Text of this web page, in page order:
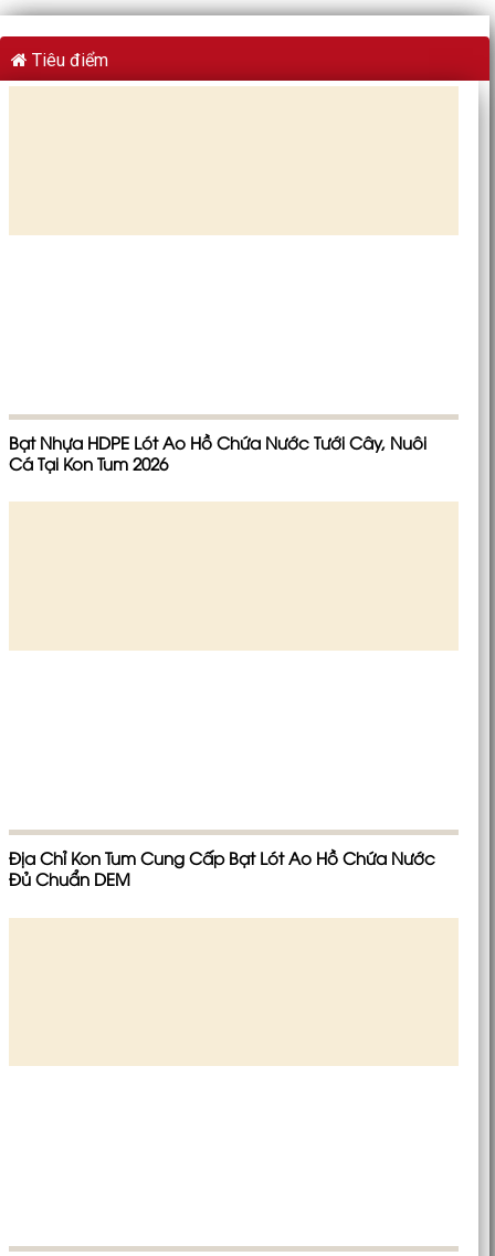
Tiêu điểm
Bạt Nhựa HDPE Lót Ao Hồ Chứa Nước Tưới Cây, Nuôi
Cá Tại Kon Tum 2026
Địa Chỉ Kon Tum Cung Cấp Bạt Lót Ao Hồ Chứa Nước
Đủ Chuẩn DEM